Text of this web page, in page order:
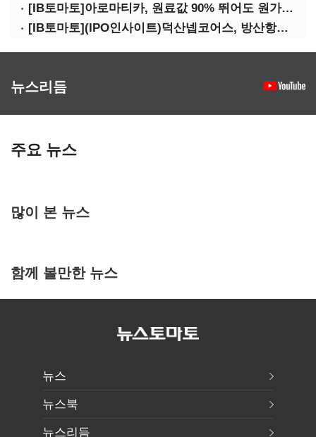
[IB토마토]아로마티카, 원료값 90% 뛰어도 원가율 하락…직거래로 방어
[IB토마토](IPO인사이트)덕산넵코어스, 방산항법 기술로 코스닥 노크
뉴스리듬
주요 뉴스
많이 본 뉴스
함께 볼만한 뉴스
뉴스
뉴스북
뉴스리듬